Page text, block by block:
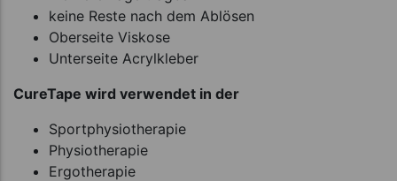
keine Reste nach dem Ablösen
Oberseite Viskose
Unterseite Acrylkleber
CureTape wird verwendet in der
Sportphysiotherapie
Physiotherapie
Ergotherapie